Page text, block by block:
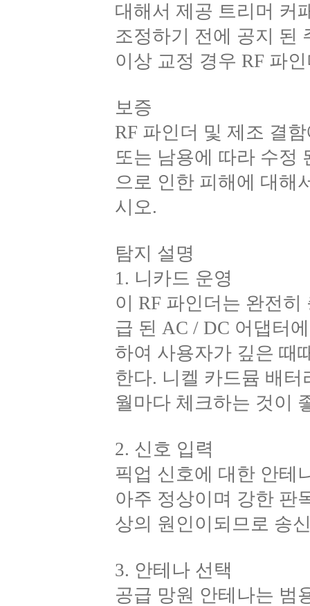
대해서 제공 트리머 커
조정하기 전에 공지 된
이상 교정 경우 RF 파
보증
RF 파인더 및 제조 결
또는 남용에 따라 수정
으로 인한 피해에 대해
시오.
탐지 설명
1. 니카드 운영
이 RF 파인더는 완전
급 된 AC / DC 어댑터
하여 사용자가 깊은 때
한다. 니켈 카드뮴 배
월마다 체크하는 것이
2. 신호 입력
픽업 신호에 대한 안테
아주 정상이며 강한 판
상의 원인이되므로 송
3. 안테나 선택
공급 망원 안테나는 범